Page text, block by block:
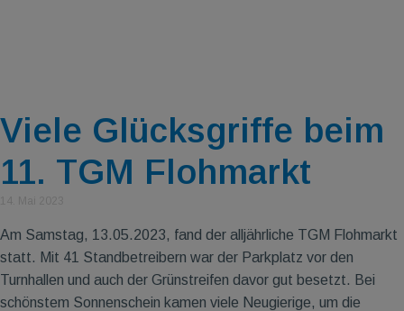
Viele Glücksgriffe beim
11. TGM Flohmarkt
Am Samstag, 13.05.2023, fand der alljährliche TGM Flohmarkt
statt. Mit 41 Standbetreibern war der Parkplatz vor den
Turnhallen und auch der Grünstreifen davor gut besetzt. Bei
schönstem Sonnenschein kamen viele Neugierige, um die